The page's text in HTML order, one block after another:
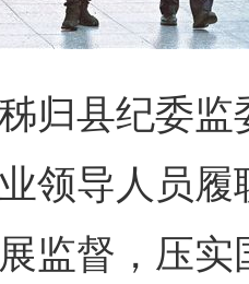
县纪委监
领导人员
监督，压